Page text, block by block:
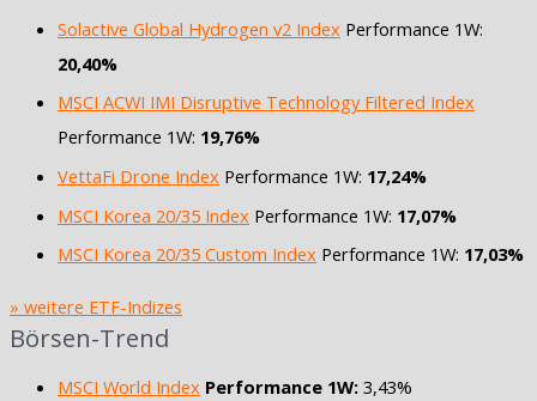
Solactive Global Hydrogen v2 Index Performance 1W:
20,40%
MSCI ACWI IMI Disruptive Technology Filtered Index
Performance 1W: 19,76%
VettaFi Drone Index Performance 1W: 17,24%
MSCI Korea 20/35 Index Performance 1W: 17,07%
MSCI Korea 20/35 Custom Index Performance 1W: 17,03%
» weitere ETF-Indizes
Börsen-Trend
MSCI World Index Performance 1W: 3,43%